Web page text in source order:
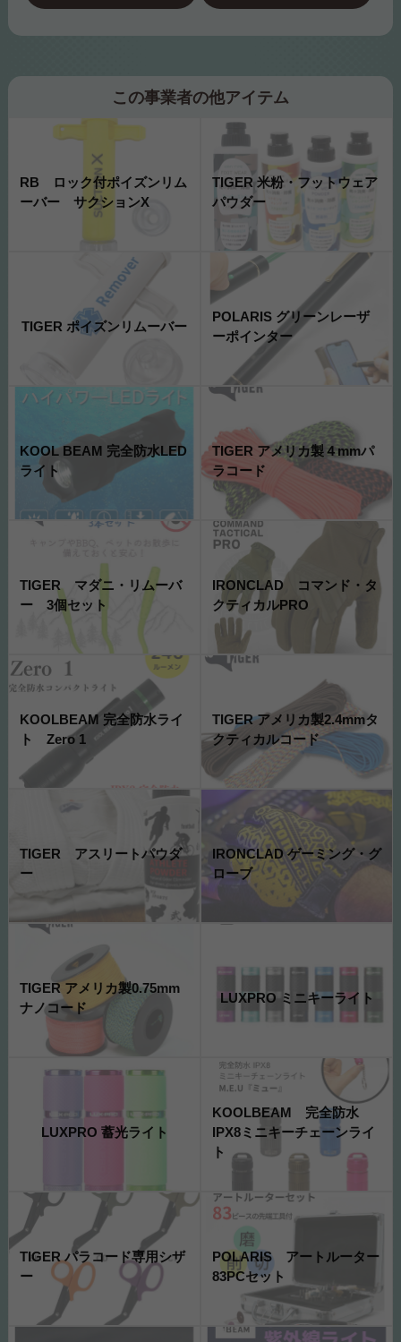
この事業者の他アイテム
RB ロック付ポイズンリム
ーバー サクションX
TIGER 米粉・フットウェア
パウダー
TIGER ポイズンリムーバー
POLARIS グリーンレーザ
ーポインター
KOOL BEAM 完全防水LED
ライト
TIGER アメリカ製４mmパ
ラコード
TIGER マダニ・リムーバ
ー 3個セット
IRONCLAD コマンド・タ
クティカルPRO
KOOLBEAM 完全防水ライ
ト Zero 1
TIGER アメリカ製2.4mmタ
クティカルコード
TIGER アスリートパウダ
ー
IRONCLAD ゲーミング・グ
ローブ
TIGER アメリカ製0.75mm
ナノコード
LUXPRO ミニキーライト
LUXPRO 蓄光ライト
KOOLBEAM 完全防水
IPX8ミニキーチェーンライ
ト
TIGER パラコード専用シザ
ー
POLARIS アートルーター
83PCセット